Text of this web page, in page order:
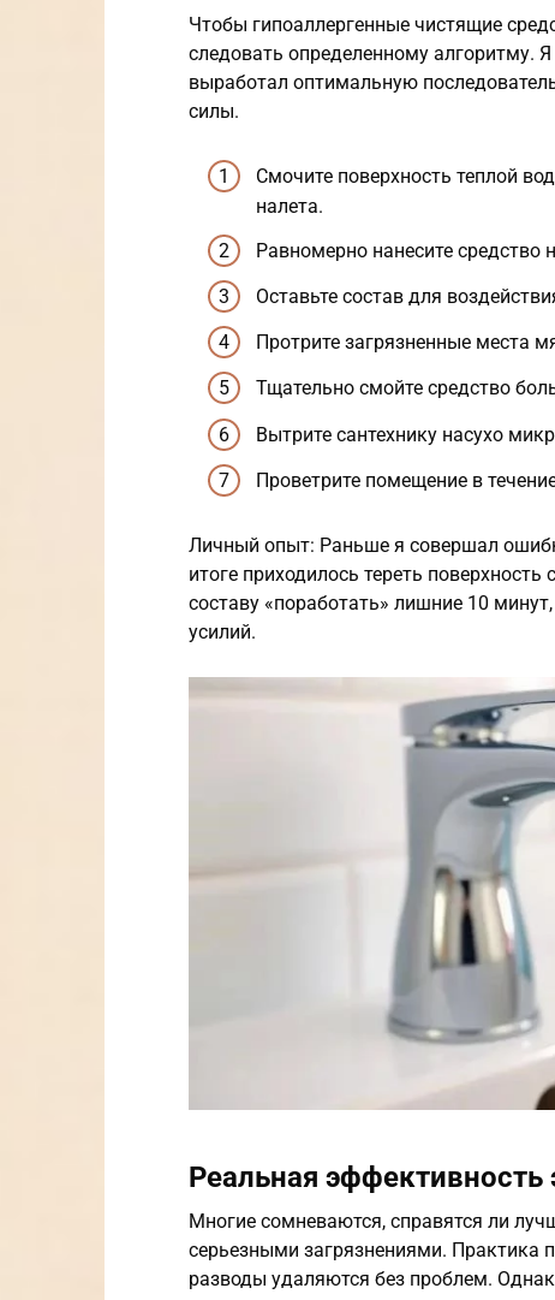
Чтобы гипоаллергенные чистящие
следовать определенному алгоритму.
выработал оптимальную
силы.
Смочите поверхность теплой
налета.
Равномерно нанесите средство
Оставьте состав для
Протрите загрязненные места
Тщательно смойте средство
Вытрите сантехнику насухо
Проветрите помещение в
Личный опыт: Раньше я совершал
итоге приходилось тереть
составу «поработать» лишние 10
усилий.
Реальная эффективность
Многие сомневаются, справятся ли
серьезными загрязнениями. Практика
разводы удаляются без проблем.